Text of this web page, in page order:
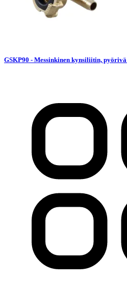
GSKP90 - Messinkinen kynsiliitin,